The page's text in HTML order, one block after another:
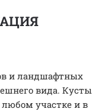
и ландшафтных
вида. Кусты
участке и в